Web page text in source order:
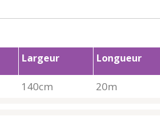
Largeur Longueur
140cm 20m